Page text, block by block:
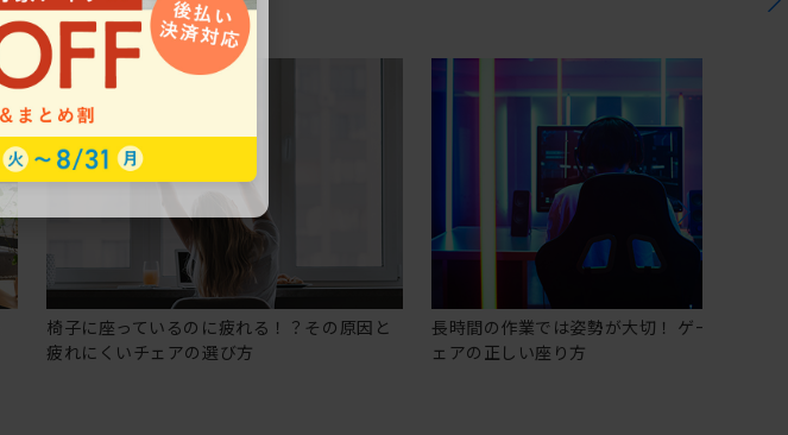
椅子に座っているのに疲れる！？その原因と
疲れにくいチェアの選び方
長時間の作業では姿勢が大切！ ゲーミングチ
ェアの正しい座り方